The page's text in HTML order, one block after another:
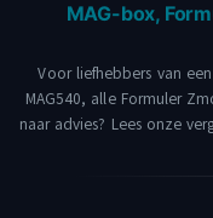
MAG-box,
Voor liefhebbers van
MAG540, alle Formuler
naar advies? Lees onze